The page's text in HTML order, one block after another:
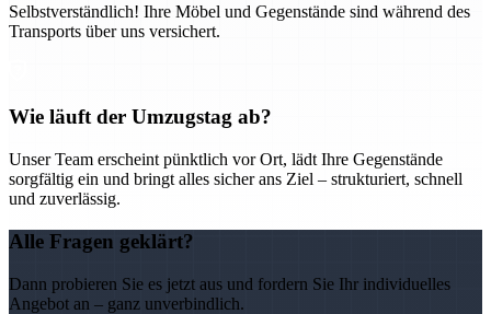
Selbstverständlich! Ihre Möbel und Gegenstände sind während des
Transports über uns versichert.
Wie läuft der Umzugstag ab?
Unser Team erscheint pünktlich vor Ort, lädt Ihre Gegenstände
sorgfältig ein und bringt alles sicher ans Ziel – strukturiert, schnell
und zuverlässig.
Alle Fragen geklärt?
Dann probieren Sie es jetzt aus und fordern Sie Ihr individuelles
Angebot an – ganz unverbindlich.